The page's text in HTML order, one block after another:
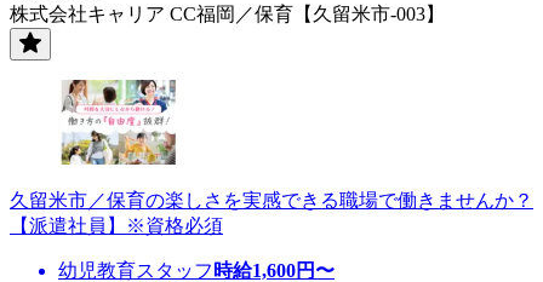
株式会社キャリア CC福岡／保育【久留米市-003】
久留米市／保育の楽しさを実感できる職場で働きませんか？
【派遣社員】※資格必須
幼児教育スタッフ 時給1,600円〜